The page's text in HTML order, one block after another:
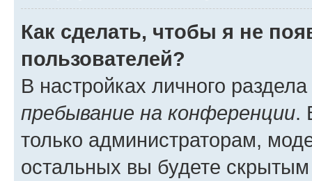
Как сделать, чтобы я не
пользователей?
В настройках личного
пребывание на конференции.
только администраторам,
остальных вы будете